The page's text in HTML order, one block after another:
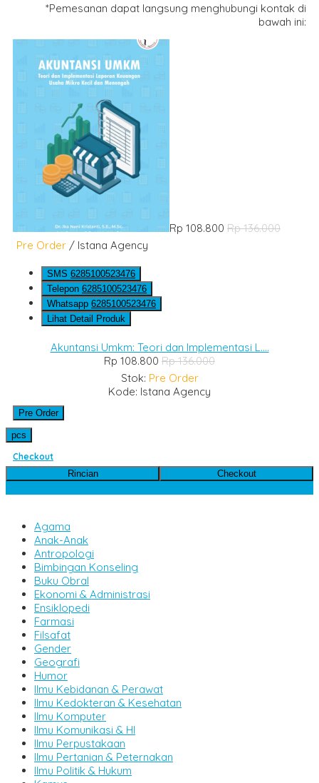
*Pemesanan dapat langsung menghubungi kontak di
bawah ini:
Rp 108.800 Rp 136.000
Pre Order / Istana Agency
SMS 6285100523476
Telepon 6285100523476
Whatsapp 6285100523476
Lihat Detail Produk
Akuntansi Umkm: Teori dan Implementasi L....
Rp 108.800 Rp 136.000
Stok: Pre Order
Kode: Istana Agency
Pre Order
pcs
Checkout
Rincian
Checkout
Agama
Anak-Anak
Antropologi
Bimbingan Konseling
Buku Obral
Ekonomi & Administrasi
Ensiklopedi
Farmasi
Filsafat
Gender
Geografi
Humor
Ilmu Kebidanan & Perawat
Ilmu Kedokteran & Kesehatan
Ilmu Komputer
Ilmu Komunikasi & HI
Ilmu Perpustakaan
Ilmu Pertanian & Peternakan
Ilmu Politik & Hukum